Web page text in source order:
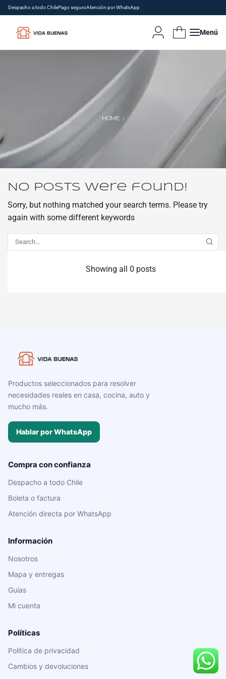
Despacho a todo ChilePago seguroAtención por WhatsApp
Menú
HOME
No posts were found!
Sorry, but nothing matched your search terms. Please try
again with some different keywords
Showing all 0 posts
Productos seleccionados para resolver
necesidades reales en casa, cocina, auto y
mucho más.
Hablar por WhatsApp
Compra con confianza
Despacho a todo Chile
Boleta o factura
Atención directa por WhatsApp
Información
Nosotros
Mapa y entregas
Guías
Mi cuenta
Políticas
Política de privacidad
Cambios y devoluciones